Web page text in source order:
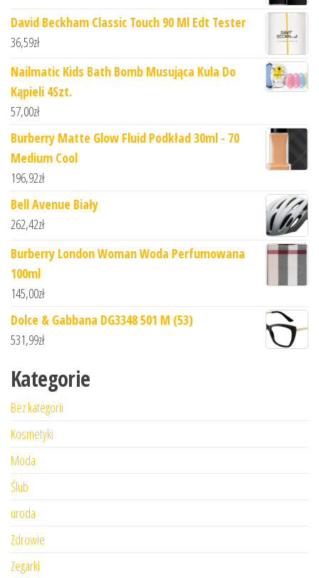
David Beckham Classic Touch 90 Ml Edt Tester
36,59zł
Nailmatic Kids Bath Bomb Musująca Kula Do
Kąpieli 4Szt.
57,00zł
Burberry Matte Glow Fluid Podkład 30ml - 70
Medium Cool
196,92zł
Bell Avenue Biały
262,42zł
Burberry London Woman Woda Perfumowana
100ml
145,00zł
Dolce & Gabbana DG3348 501 M (53)
531,99zł
Kategorie
Bez kategorii
Kosmetyki
Moda
Ślub
uroda
Zdrowie
Zegarki